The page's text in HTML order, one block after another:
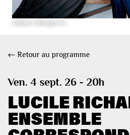
©Marco Borggreve
← Retour au programme
Ven. 4 sept. 26 - 20h
LUCILE
ENSEMBLE